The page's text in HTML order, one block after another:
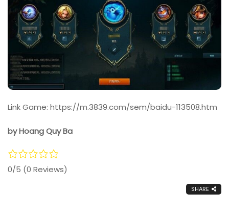
Link Game: https://m.3839.com/sem/baidu-113508.htm
by Hoang Quy Ba
0/5 (0 Reviews)
SHARE